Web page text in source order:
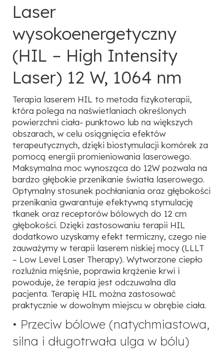
Laser
wysokoenergetyczny
(HIL – High Intensity
Laser) 12 W, 1064 nm
Terapia laserem HIL to metoda fizykoterapii,
która polega na naświetlaniach określonych
powierzchni ciała- punktowo lub na większych
obszarach, w celu osiągnięcia efektów
terapeutycznych, dzięki biostymulacji komórek za
pomocą energii promieniowania laserowego.
Maksymalna moc wynosząca do 12W pozwala na
bardzo głębokie przenikanie światła laserowego.
Optymalny stosunek pochłaniania oraz głębokości
przenikania gwarantuje efektywną stymulację
tkanek oraz receptorów bólowych do 12 cm
głębokości. Dzięki zastosowaniu terapii HIL
dodatkowo uzyskamy efekt termiczny, czego nie
zauważymy w terapii laserem niskiej mocy (LLLT
– Low Level Laser Therapy). Wytworzone ciepło
rozluźnia mięśnie, poprawia krążenie krwi i
powoduje, że terapia jest odczuwalna dla
pacjenta. Terapię HIL można zastosować
praktycznie w dowolnym miejscu w obrębie ciała.
• Przeciw bólowe (natychmiastowa,
silna i długotrwała ulga w bólu)